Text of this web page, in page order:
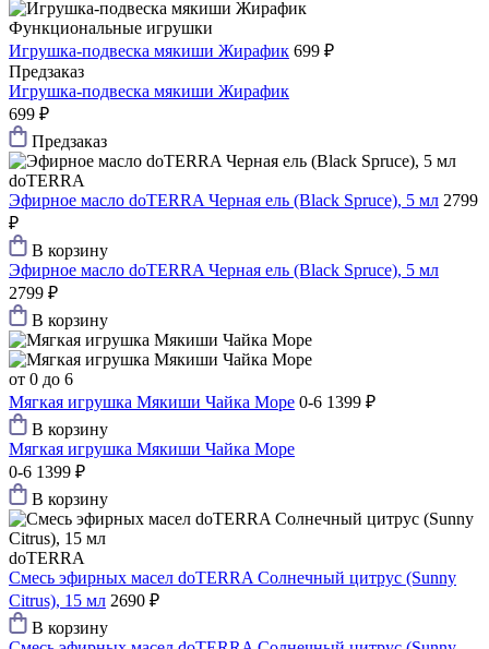
Функциональные игрушки
Игрушка-подвеска мякиши Жирафик 699 ₽
Предзаказ
Игрушка-подвеска мякиши Жирафик
699 ₽
Предзаказ
doTERRA
Эфирное масло doTERRA Черная ель (Black Spruce), 5 мл 2799
₽
В корзину
Эфирное масло doTERRA Черная ель (Black Spruce), 5 мл
2799 ₽
В корзину
от 0 до 6
Мягкая игрушка Мякиши Чайка Море 0-6 1399 ₽
В корзину
Мягкая игрушка Мякиши Чайка Море
0-6 1399 ₽
В корзину
doTERRA
Смесь эфирных масел doTERRA Солнечный цитрус (Sunny
Сitrus), 15 мл 2690 ₽
В корзину